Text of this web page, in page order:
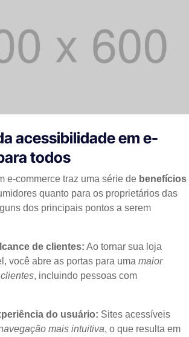
acessibilidade em e-
todos
e-commerce traz uma série de benefícios
quanto para os proprietários das
dos principais pontos a serem
de clientes: Ao tornar sua loja
você abre as portas para umamaior
, incluindo pessoas com
do usuário: Sites acessíveis
mais intuitiva, o que resulta em